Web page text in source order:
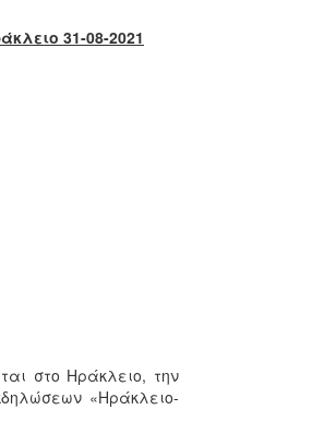
31-08-2021
στο Ηράκλειο, την
«Ηράκλειο-